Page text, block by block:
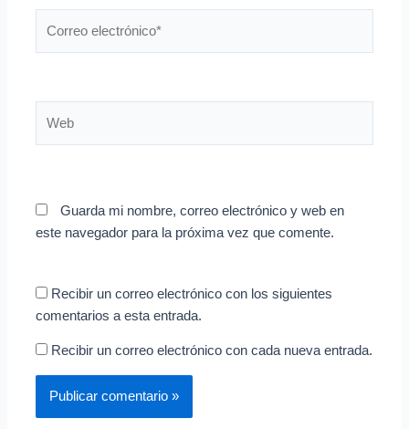
Guarda mi nombre, correo electrónico y web en
este navegador para la próxima vez que comente.
Recibir un correo electrónico con los siguientes
comentarios a esta entrada.
Recibir un correo electrónico con cada nueva entrada.